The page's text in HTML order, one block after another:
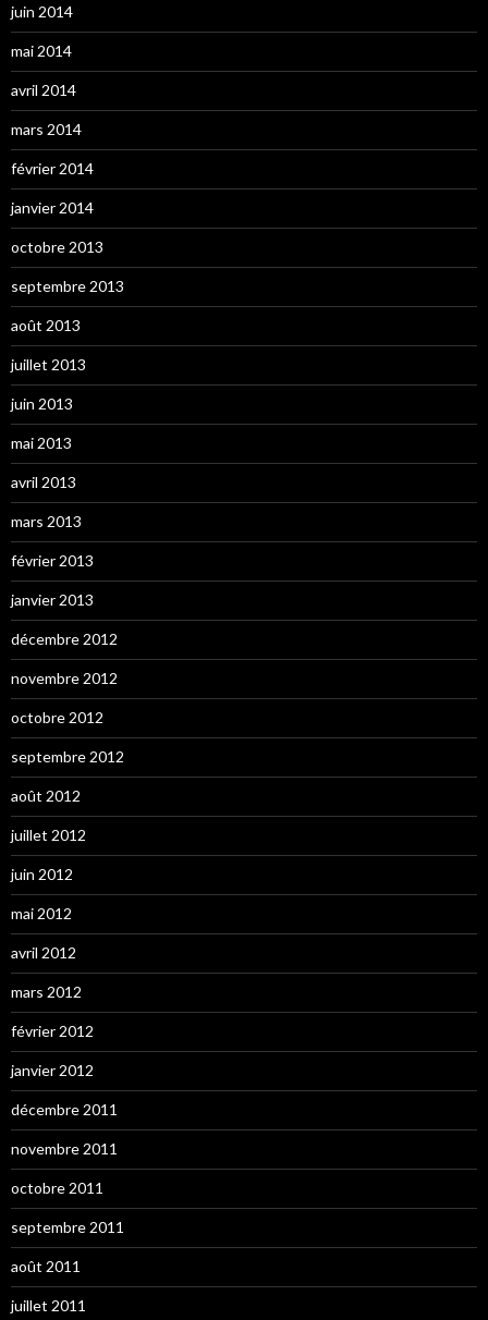
juin 2014
mai 2014
avril 2014
mars 2014
février 2014
janvier 2014
octobre 2013
septembre 2013
août 2013
juillet 2013
juin 2013
mai 2013
avril 2013
mars 2013
février 2013
janvier 2013
décembre 2012
novembre 2012
octobre 2012
septembre 2012
août 2012
juillet 2012
juin 2012
mai 2012
avril 2012
mars 2012
février 2012
janvier 2012
décembre 2011
novembre 2011
octobre 2011
septembre 2011
août 2011
juillet 2011